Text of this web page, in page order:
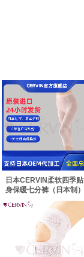
日本CERVIN柔软四季贴
身保暖七分裤（日本制）